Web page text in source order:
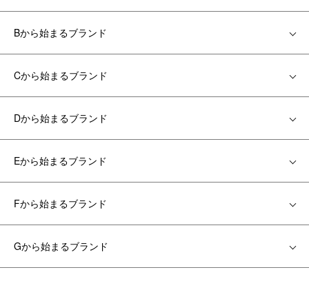
Bから始まるブランド
Cから始まるブランド
Dから始まるブランド
Eから始まるブランド
Fから始まるブランド
Gから始まるブランド